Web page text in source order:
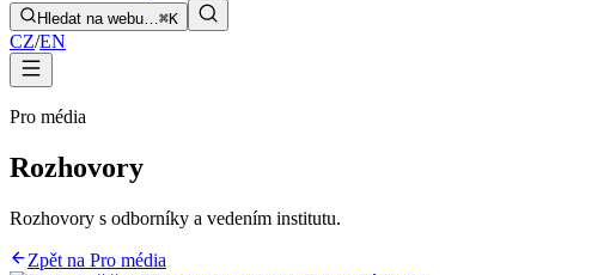
Hledat na webu…⌘K
CZ/EN
Pro média
Rozhovory
Rozhovory s odborníky a vedením institutu.
Zpět na Pro média